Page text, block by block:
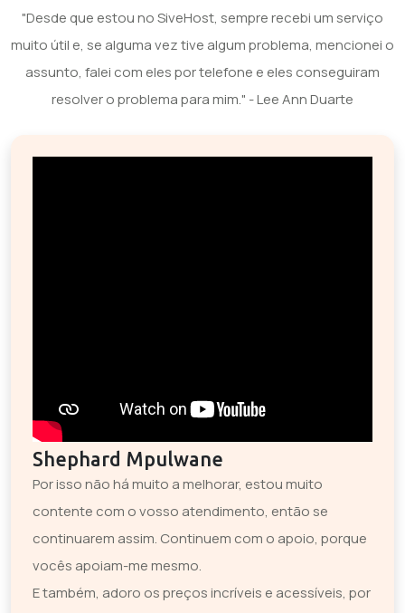
"Desde que estou no SiveHost, sempre recebi um serviço
muito útil e, se alguma vez tive algum problema, mencionei o
assunto, falei com eles por telefone e eles conseguiram
resolver o problema para mim." - Lee Ann Duarte
Shephard Mpulwane
Por isso não há muito a melhorar, estou muito
contente com o vosso atendimento, então se
continuarem assim. Continuem com o apoio, porque
vocês apoiam-me mesmo.
E também, adoro os preços incríveis e acessíveis, por